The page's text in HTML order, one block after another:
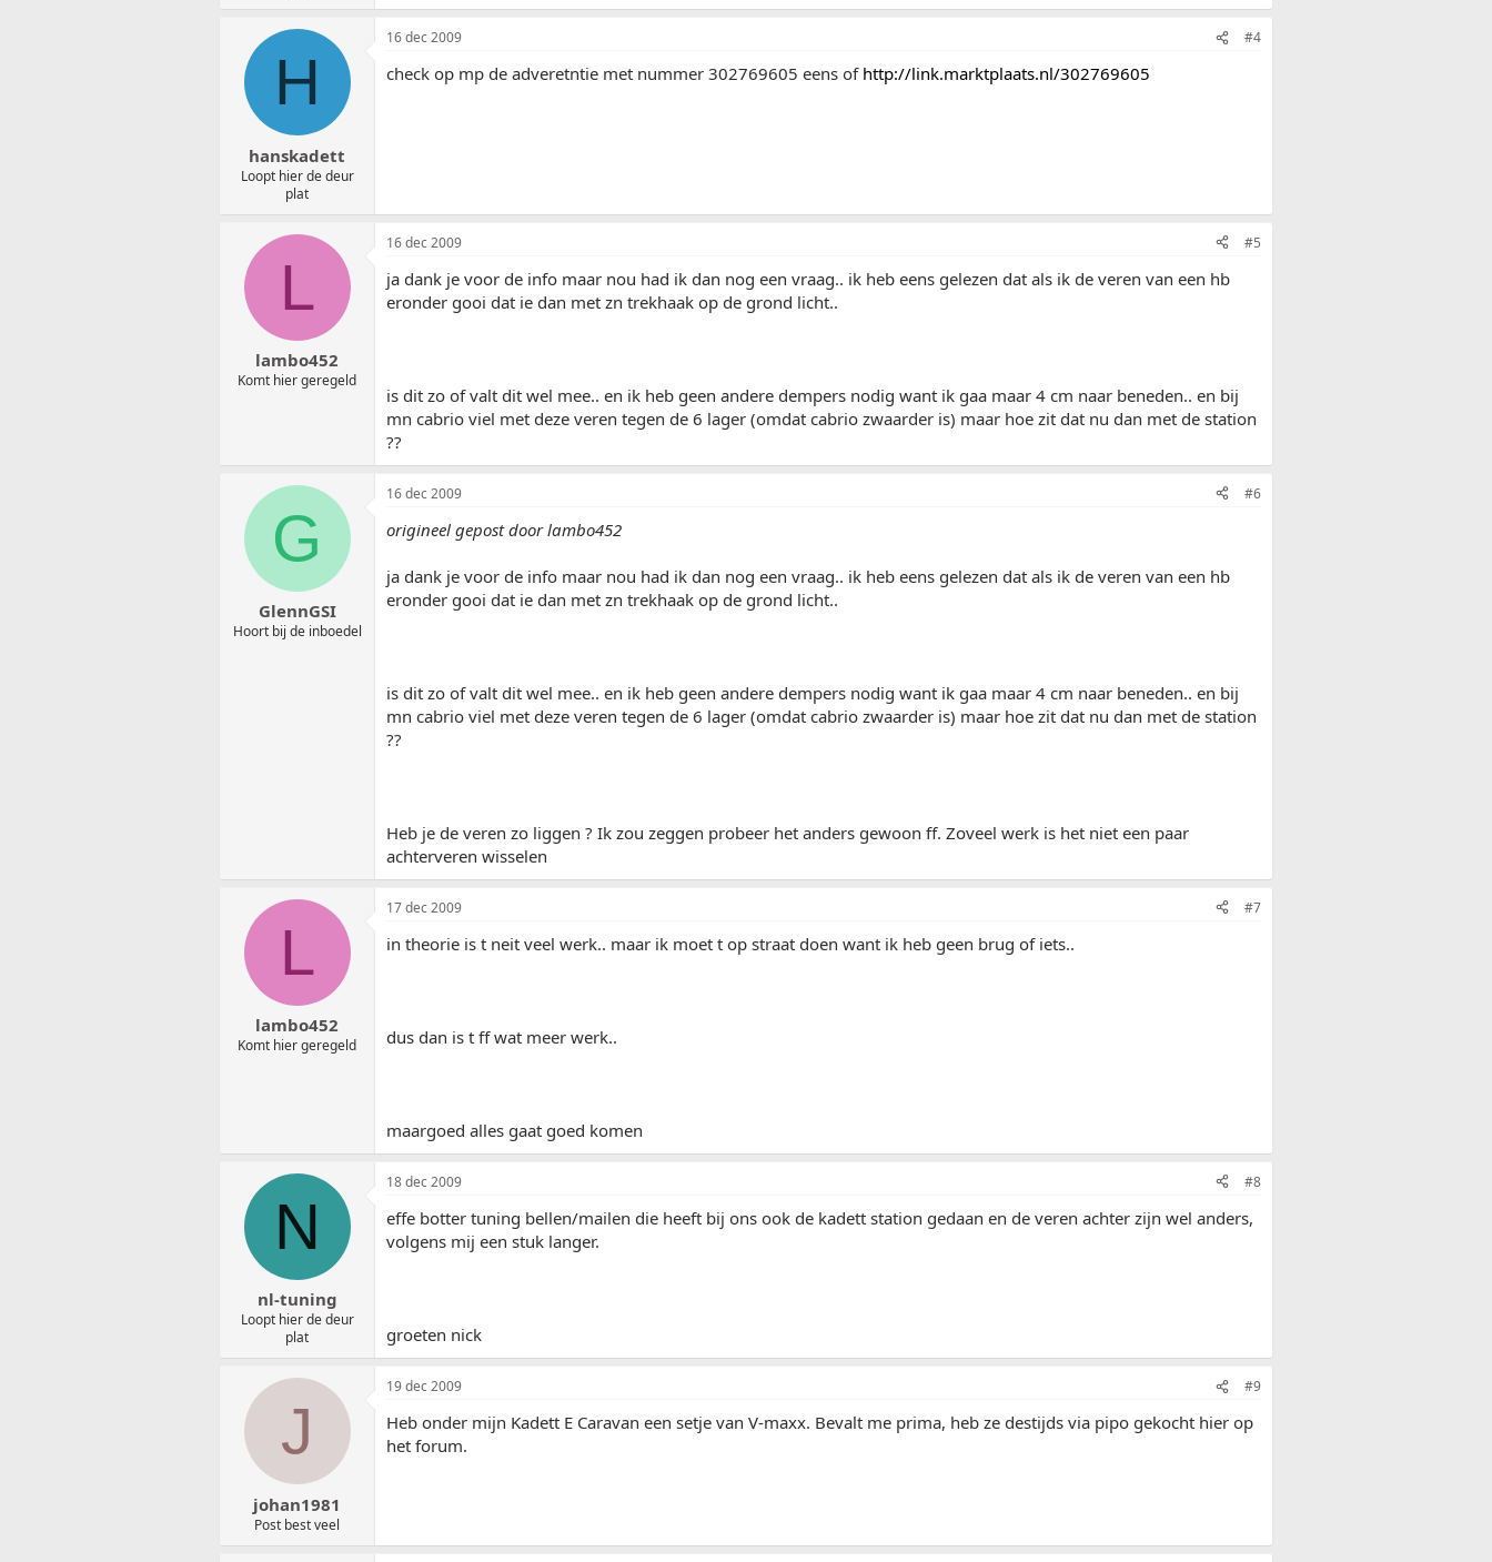
H
hanskadett
Loopt hier de deur
plat
16 dec 2009 #4
check op mp de adveretntie met nummer 302769605 eens of http://link.marktplaats.nl/302769605
L
lambo452
Komt hier geregeld
16 dec 2009 #5
ja dank je voor de info maar nou had ik dan nog een vraag.. ik heb eens gelezen dat als ik de veren van een hb
eronder gooi dat ie dan met zn trekhaak op de grond licht..
is dit zo of valt dit wel mee.. en ik heb geen andere dempers nodig want ik gaa maar 4 cm naar beneden.. en bij
mn cabrio viel met deze veren tegen de 6 lager (omdat cabrio zwaarder is) maar hoe zit dat nu dan met de station
??
G
GlennGSI
Hoort bij de inboedel
16 dec 2009 #6
origineel gepost door lambo452
ja dank je voor de info maar nou had ik dan nog een vraag.. ik heb eens gelezen dat als ik de veren van een hb
eronder gooi dat ie dan met zn trekhaak op de grond licht..
is dit zo of valt dit wel mee.. en ik heb geen andere dempers nodig want ik gaa maar 4 cm naar beneden.. en bij
mn cabrio viel met deze veren tegen de 6 lager (omdat cabrio zwaarder is) maar hoe zit dat nu dan met de station
??
Heb je de veren zo liggen ? Ik zou zeggen probeer het anders gewoon ff. Zoveel werk is het niet een paar
achterveren wisselen
L
lambo452
Komt hier geregeld
17 dec 2009 #7
in theorie is t neit veel werk.. maar ik moet t op straat doen want ik heb geen brug of iets..
dus dan is t ff wat meer werk..
maargoed alles gaat goed komen
N
nl-tuning
Loopt hier de deur
plat
18 dec 2009 #8
effe botter tuning bellen/mailen die heeft bij ons ook de kadett station gedaan en de veren achter zijn wel anders,
volgens mij een stuk langer.
groeten nick
J
johan1981
Post best veel
19 dec 2009 #9
Heb onder mijn Kadett E Caravan een setje van V-maxx. Bevalt me prima, heb ze destijds via pipo gekocht hier op
het forum.